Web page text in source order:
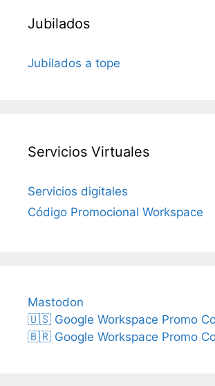
Jubilados
Jubilados a tope
Servicios Virtuales
Servicios digitales
Código Promocional Workspace
Mastodon
🇺🇸 Google Workspace Promo
🇧🇷 Google Workspace Promo